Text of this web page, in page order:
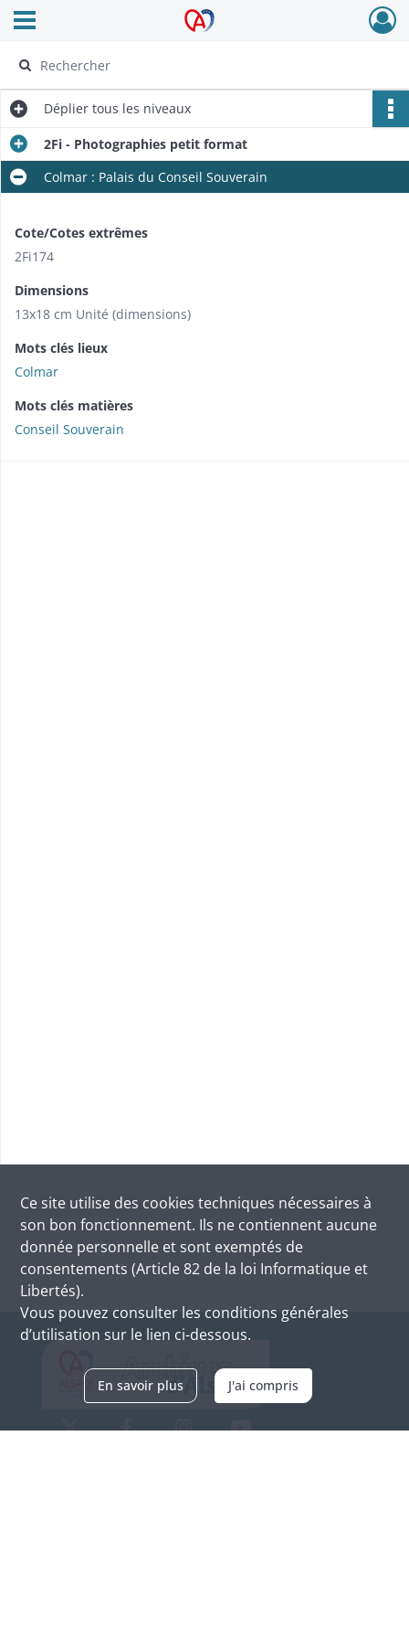
Archives Alsace - Colmar
Ouvrir le menu déroulant
Déplier tous les niveaux
2Fi - Photographies petit format
Colmar : Palais du Conseil Souverain
Cote/Cotes extrêmes
2Fi174
Dimensions
13x18 cm Unité (dimensions)
Mots clés lieux
Colmar
Mots clés matières
Conseil Souverain
Ce site utilise des cookies techniques nécessaires à
son bon fonctionnement. Ils ne contiennent aucune
donnée personnelle et sont exemptés de
consentements (Article 82 de la loi Informatique et
Libertés).
Vous pouvez consulter les conditions générales
d’utilisation sur le lien ci-dessous.
En savoir plus J'ai compris